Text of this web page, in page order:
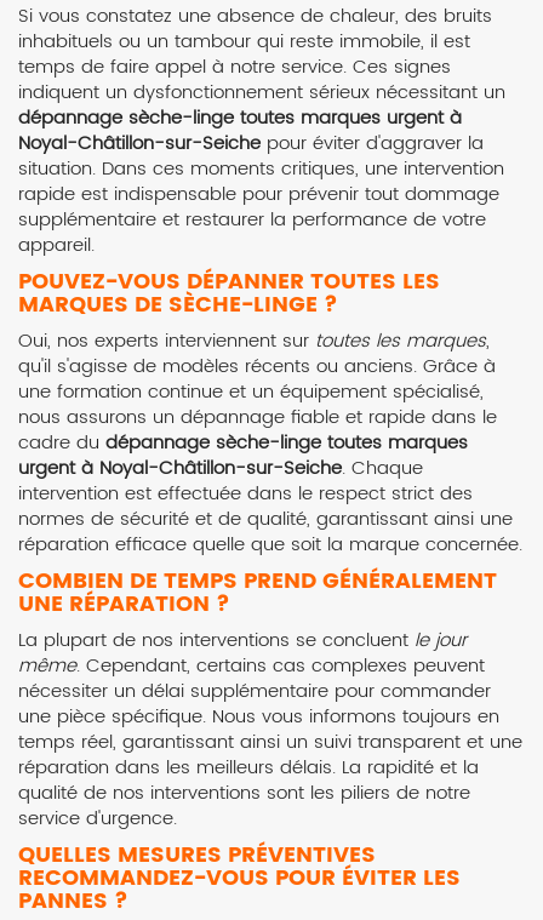
Si vous constatez une absence de chaleur, des bruits
inhabituels ou un tambour qui reste immobile, il est
temps de faire appel à notre service. Ces signes
indiquent un dysfonctionnement sérieux nécessitant un
dépannage sèche-linge toutes marques urgent à
Noyal-Châtillon-sur-Seiche pour éviter d'aggraver la
situation. Dans ces moments critiques, une intervention
rapide est indispensable pour prévenir tout dommage
supplémentaire et restaurer la performance de votre
appareil.
POUVEZ-VOUS DÉPANNER TOUTES LES
MARQUES DE SÈCHE-LINGE ?
Oui, nos experts interviennent sur toutes les marques,
qu'il s'agisse de modèles récents ou anciens. Grâce à
une formation continue et un équipement spécialisé,
nous assurons un dépannage fiable et rapide dans le
cadre du dépannage sèche-linge toutes marques
urgent à Noyal-Châtillon-sur-Seiche. Chaque
intervention est effectuée dans le respect strict des
normes de sécurité et de qualité, garantissant ainsi une
réparation efficace quelle que soit la marque concernée.
COMBIEN DE TEMPS PREND GÉNÉRALEMENT
UNE RÉPARATION ?
La plupart de nos interventions se concluent le jour
même. Cependant, certains cas complexes peuvent
nécessiter un délai supplémentaire pour commander
une pièce spécifique. Nous vous informons toujours en
temps réel, garantissant ainsi un suivi transparent et une
réparation dans les meilleurs délais. La rapidité et la
qualité de nos interventions sont les piliers de notre
service d'urgence.
QUELLES MESURES PRÉVENTIVES
RECOMMANDEZ-VOUS POUR ÉVITER LES
PANNES ?